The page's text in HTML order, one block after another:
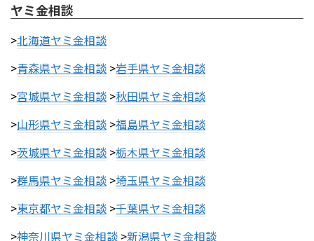
ヤミ金相談
>北海道ヤミ金相談
>青森県ヤミ金相談 >岩手県ヤミ金相談
>宮城県ヤミ金相談 >秋田県ヤミ金相談
>山形県ヤミ金相談 >福島県ヤミ金相談
>茨城県ヤミ金相談 >栃木県ヤミ金相談
>群馬県ヤミ金相談 >埼玉県ヤミ金相談
>東京都ヤミ金相談 >千葉県ヤミ金相談
>神奈川県ヤミ金相談 >新潟県ヤミ金相談